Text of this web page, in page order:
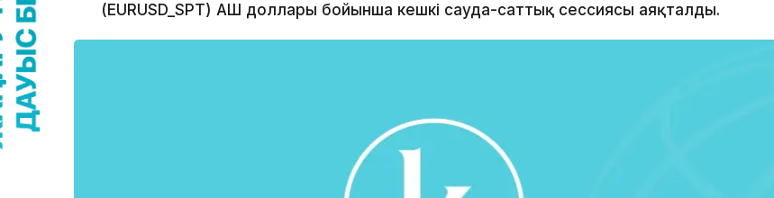
(EURUSD_SPT) АҚШ доллары бойынша кешкі сауда-саттық сессиясы аяқталды.